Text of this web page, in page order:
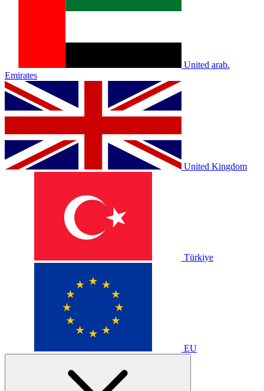
United arab.
Emirates
United Kingdom
Türkiye
EU